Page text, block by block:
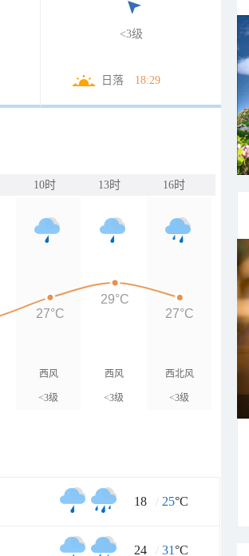
<3级
日落 18:29
10时 13时 16时
西风
<3级
西风
<3级
西北风
<3级
27°C
29°C
27°C
18 / 25°C
24 / 31°C